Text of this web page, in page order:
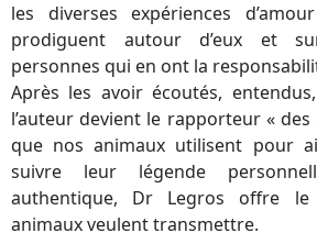
les diverses expériences
prodiguent autour d’eux et
personnes qui en ont la
Après les avoir écoutés,
l’auteur devient le rapporteur «
que nos animaux utilisent pour
suivre leur légende
authentique, Dr Legros offre le
animaux veulent transmettre.